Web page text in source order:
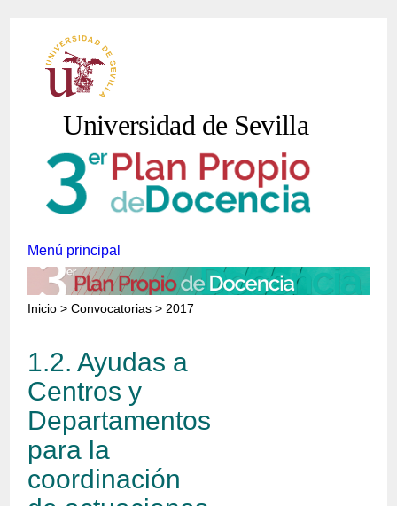
Universidad de Sevilla
Menú principal
Inicio >Convocatorias > 2017
1.2. Ayudas a
Centros y
Departamentos
para la
coordinación